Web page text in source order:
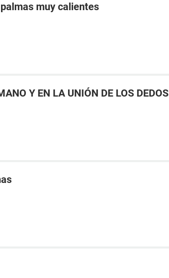
muy calientes
Y EN LA UNIÓN DE LOS DEDOS